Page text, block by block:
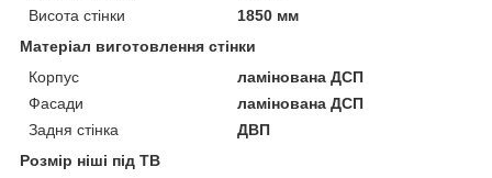
Висота стінки
1850 мм
Матеріал виготовлення стінки
Корпус
ламінована ДСП
Фасади
ламінована ДСП
Задня стінка
ДВП
Розмір ніші під ТВ